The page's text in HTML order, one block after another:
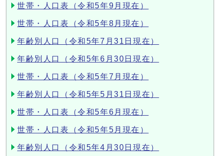
世帯・人口表（令和5年9月現在）
世帯・人口表（令和5年8月現在）
年齢別人口（令和5年7月31日現在）
年齢別人口（令和5年6月30日現在）
世帯・人口表（令和5年7月現在）
年齢別人口（令和5年5月31日現在）
世帯・人口表（令和5年6月現在）
世帯・人口表（令和5年5月現在）
年齢別人口（令和5年4月30日現在）